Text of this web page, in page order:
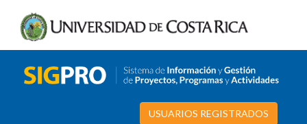
USUARIOS REGISTRADOS